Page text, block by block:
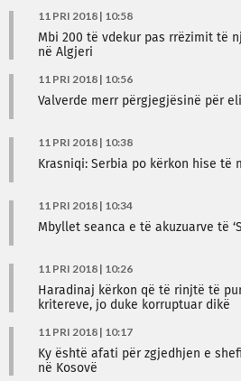
11 PRI 2018 | 10:58
Mbi 200 të vdekur pas rrëzimit të
në Algjeri
11 PRI 2018 | 10:56
Valverde merr përgjegjësinë për
11 PRI 2018 | 10:38
Krasniqi: Serbia po kërkon hise të
11 PRI 2018 | 10:34
Mbyllet seanca e të akuzuarve të
11 PRI 2018 | 10:26
Haradinaj kërkon që të rinjtë të
kritereve, jo duke korruptuar dikë
11 PRI 2018 | 10:17
Ky është afati për zgjedhjen e
në Kosovë